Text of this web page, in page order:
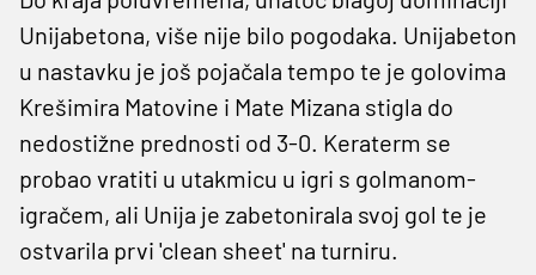
Unijabetona, više nije bilo pogodaka. Unijabeton
u nastavku je još pojačala tempo te je golovima
Krešimira Matovine i Mate Mizana stigla do
nedostižne prednosti od 3-0. Keraterm se
probao vratiti u utakmicu u igri s golmanom-
igračem, ali Unija je zabetonirala svoj gol te je
ostvarila prvi 'clean sheet' na turniru.